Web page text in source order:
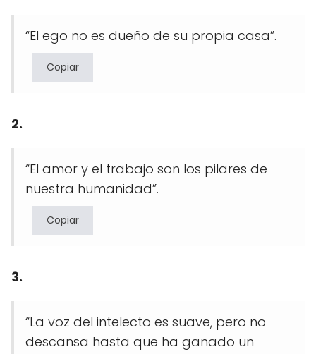
“El ego no es dueño de su propia casa”.
Copiar
2.
“El amor y el trabajo son los pilares de
nuestra humanidad”.
Copiar
3.
“La voz del intelecto es suave, pero no
descansa hasta que ha ganado un